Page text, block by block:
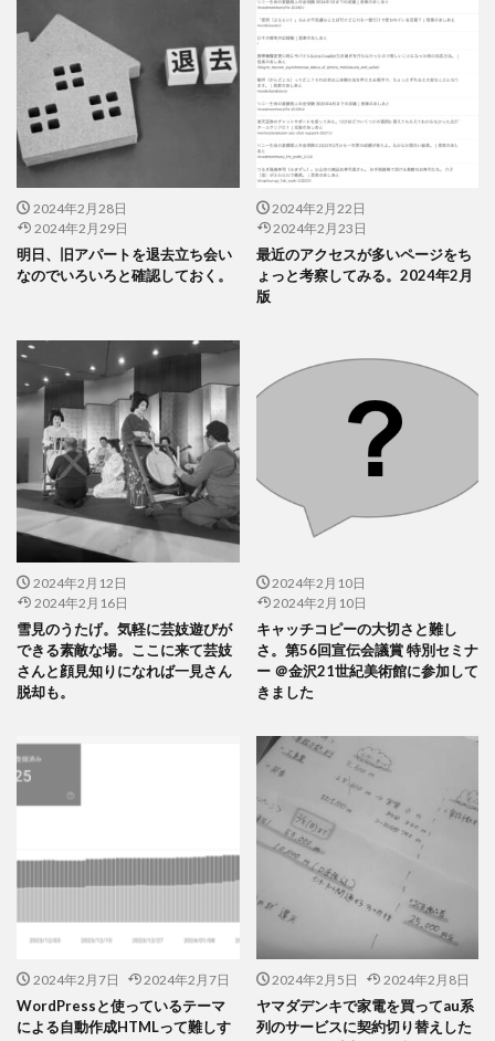
2024年2月28日
2024年2月29日
明日、旧アパートを退去立ち会い
なのでいろいろと確認しておく。
2024年2月22日
2024年2月23日
最近のアクセスが多いページをち
ょっと考察してみる。2024年2月
版
2024年2月12日
2024年2月16日
雪見のうたげ。気軽に芸妓遊びが
できる素敵な場。ここに来て芸妓
さんと顔見知りになれば一見さん
脱却も。
2024年2月10日
2024年2月10日
キャッチコピーの大切さと難し
さ。第56回宣伝会議賞 特別セミナ
ー ＠金沢21世紀美術館に参加して
きました
2024年2月7日 2024年2月7日
WordPressと使っているテーマ
による自動作成HTMLって難しす
2024年2月5日 2024年2月8日
ヤマダデンキで家電を買ってau系
列のサービスに契約切り替えした